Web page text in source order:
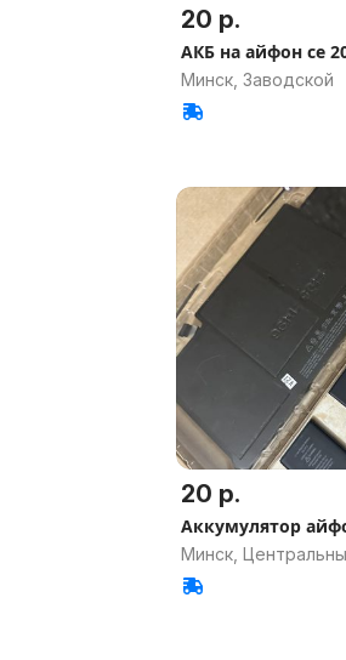
20 р.
АКБ на айфон се
Минск, Заводской
20 р.
Аккумулятор
Минск,